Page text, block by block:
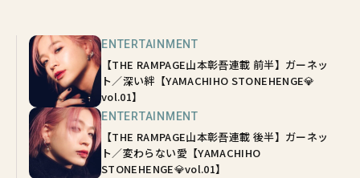
ENTERTAINMENT
【THE RAMPAGE山本彰吾連載 前半】ガーネッ
ト／深い絆【YAMACHIHO STONEHENGE💎
vol.01】
ENTERTAINMENT
【THE RAMPAGE山本彰吾連載 後半】ガーネッ
ト／変わらない愛【YAMACHIHO
STONEHENGE💎vol.01】